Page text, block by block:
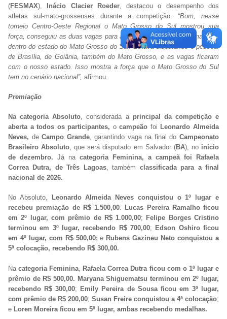
(FESMAX), Inácio Clacier Roeder, destacou o desempenho dos
atletas sul-mato-grossenses durante a competição. “Bom, nesse
torneio Centro-Oeste Regional o Mato Grosso do Sul mostrou sua
força, conseguiu as duas vagas para a final do Brasileiro e se manteve
dentro do estado do Mato Grosso do Sul. Estava disputando o pessoal
de Brasília, de Goiânia, também do Mato Grosso, e as vagas ficaram
com o nosso estado. Isso mostra a força que o Mato Grosso do Sul
tem no cenário nacional”, afirmou.
Premiação
Na categoria Absoluto, considerada aprincipal da competição e
aberta a todos os participantes, ocampeão foi Leonardo Almeida
Neves, deCampo Grande, garantindo vaga na final doCampeonato
Brasileiro Absoluto, que será disputado em Salvador (BA), no início
de dezembro. Já na categoria Feminina, a campeã foi Rafaela
Correa Dutra, de Três Lagoas, também classificada para a final
nacional de 2026.
No Absoluto, Leonardo Almeida Neves conquistou o 1º lugar e
recebeu premiação de R$ 1.500,00. Lucas Pereira Ramalho ficou
em 2º lugar, com prêmio de R$ 1.000,00; Felipe Borges Cristino
terminou em 3º lugar, recebendo R$ 700,00; Edson Oshiro ficou
em 4º lugar, com R$ 500,00; e Rubens Gazineu Neto conquistou a
5ª colocação, recebendo R$ 300,00.
Nacategoria Feminina Rafaela Correa Dutra ficou com o 1º lugar e
prêmio de R$ 500,00. Maryana Shiguematsu terminou em 2º lugar,
recebendo R$ 300,00; Emily Pereira de Sousa ficou em 3º lugar,
com prêmio de R$ 200,00; Susan Freire conquistou a 4ª colocação;
e Loren Moreira ficou em 5º lugar, ambas recebendo medalhas.